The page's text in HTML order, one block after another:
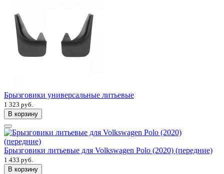
Брызговики универсальные литьевые
1 323 руб.
В корзину
Брызговики литьевые для Volkswagen Polo (2020) (передние)
1 433 руб.
В корзину